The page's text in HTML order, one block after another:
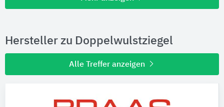
Hersteller zu Doppelwulstziegel
Alle Treffer anzeigen